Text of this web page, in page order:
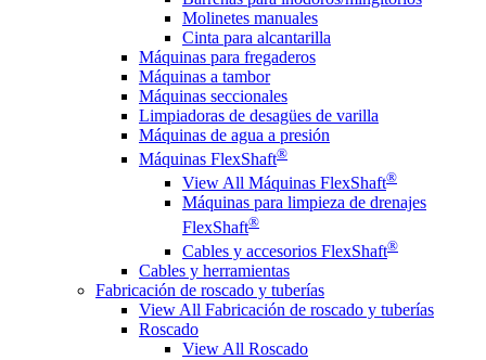
Molinetes manuales
Cinta para alcantarilla
Máquinas para fregaderos
Máquinas a tambor
Máquinas seccionales
Limpiadoras de desagües de varilla
Máquinas de agua a presión
Máquinas FlexShaft®
View All Máquinas FlexShaft®
Máquinas para limpieza de drenajes
FlexShaft®
Cables y accesorios FlexShaft®
Cables y herramientas
Fabricación de roscado y tuberías
View All Fabricación de roscado y tuberías
Roscado
View All Roscado